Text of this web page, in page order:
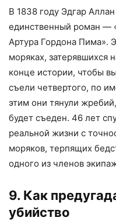
В 1838 году Эдгар
единственный роман —
Артура Гордона Пима».
моряках, затерявшихся
конце истории, чтобы
съели четвертого, по
этим они тянули
будет съеден. 46 лет
реальной жизни с
моряков, терпящих
одного из членов
9. Как
убийство